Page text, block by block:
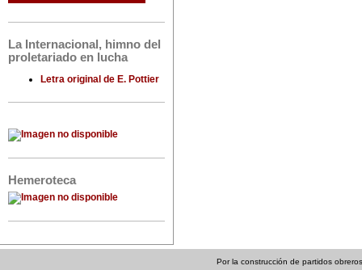
La Internacional, himno del
proletariado en lucha
Letra original de E. Pottier
Hemeroteca
Por la construcción de partidos